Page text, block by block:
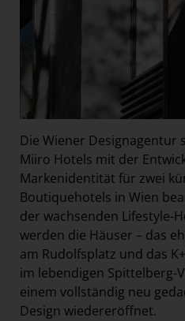
Die Wiener Designagentur
Miiro Hotels mit der
Markenidentität für zwei
Boutiquehotels in Wien
der wachsenden Lifestyle-
werden die Häuser – das
am Rudolfsplatz und das
im lebendigen Spittelberg-
einem vollständig neu
Design wiedereröffnet.